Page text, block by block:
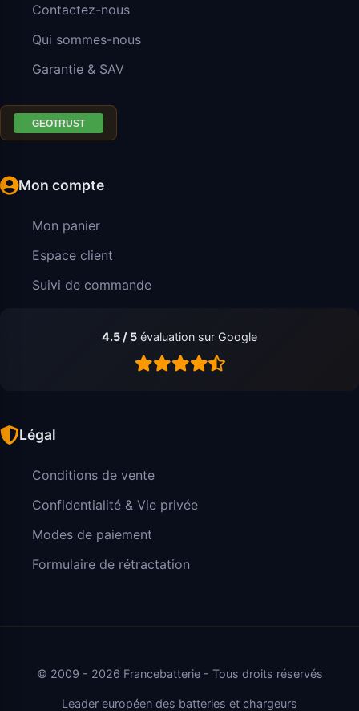
Contactez-nous
Qui sommes-nous
Garantie & SAV
Mon compte
Mon panier
Espace client
Suivi de commande
4.5 / 5 évaluation sur Google
Légal
Conditions de vente
Confidentialité & Vie privée
Modes de paiement
Formulaire de rétractation
© 2009 - 2026 Francebatterie - Tous droits réservés
Leader européen des batteries et chargeurs